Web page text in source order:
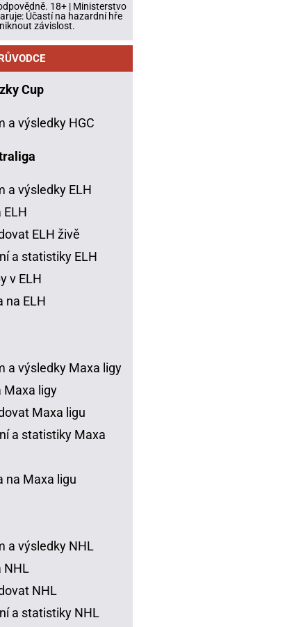
18+ | Ministerstvo
Účastí na hazardní hře
závislost.
Cup
a výsledky HGC
a výsledky ELH
ELH
ELH živě
a statistiky ELH
v ELH
na ELH
a výsledky Maxa ligy
Maxa ligy
Maxa ligu
a statistiky Maxa
na Maxa ligu
a výsledky NHL
NHL
NHL
a statistiky NHL